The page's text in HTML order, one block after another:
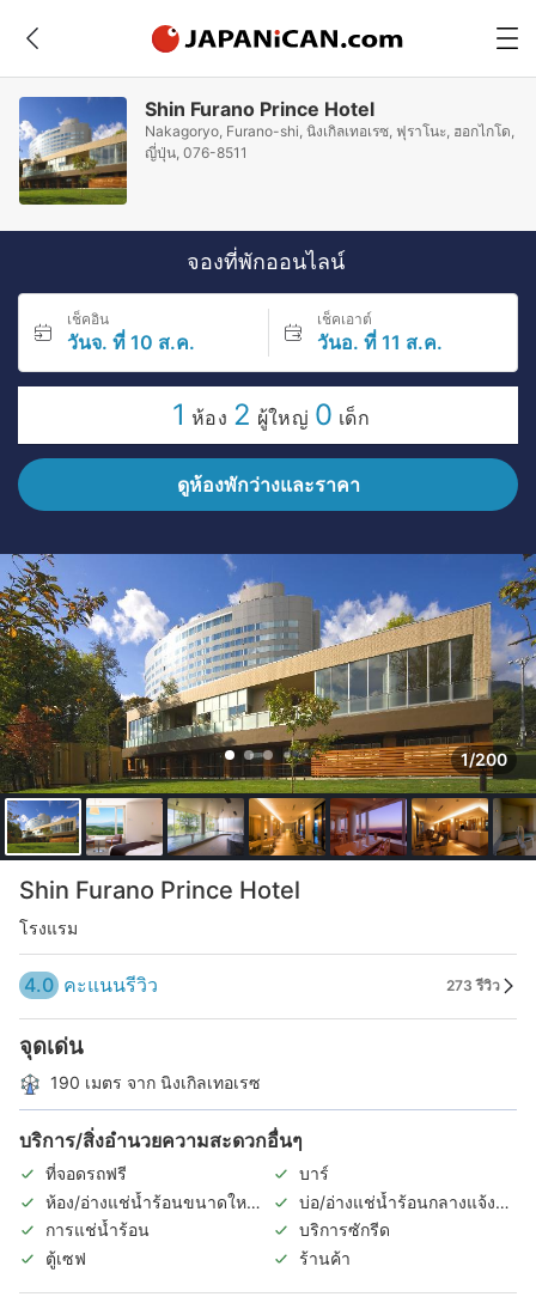
Shin Furano Prince Hotel
Nakagoryo, Furano-shi, นิงเกิลเทอเรซ, ฟุราโนะ, ฮอกไกโด,
ญี่ปุ่น, 076-8511
จองที่พักออนไลน์
เช็คอิน
วันจ. ที่ 10 ส.ค.
เช็คเอาต์
วันอ. ที่ 11 ส.ค.
1 ห้อง 2 ผู้ใหญ่ 0 เด็ก
ดูห้องพักว่างและราคา
1/200
Shin Furano Prince Hotel
โรงแรม
4.0 คะแนนรีวิว 273 รีวิว
จุดเด่น
190 เมตร จาก นิงเกิลเทอเรซ
บริการ/สิ่งอำนวยความสะดวกอื่นๆ
ที่จอดรถฟรี
บาร์
ห้อง/อ่างแช่น้ำร้อนขนาดใหญ่
ในร่ม
บ่อ/อ่างแช่น้ำร้อนกลางแจ้ง
(แยกชายหญิง)
การแช่น้ำร้อน
บริการซักรีด
ตู้เซฟ
ร้านค้า